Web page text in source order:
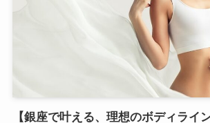
【銀座で叶える、理想のボディライ